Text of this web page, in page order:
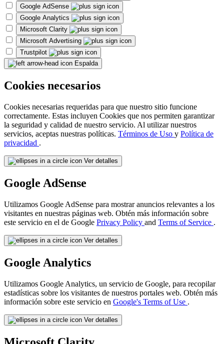
Google AdSense
Google Analytics
Microsoft Clarity
Microsoft Advertising
Trustpilot
Espalda
Cookies necesarios
Cookies necesarias requeridas para que nuestro sitio funcione
correctamente. Estas incluyen Cookies que nos permiten garantizar
la seguridad y calidad de nuestro servicio. Al utilizar nuestros
servicios, aceptas nuestras políticas. Términos de Uso y Política de
privacidad .
Ver detalles
Google AdSense
Utilizamos Google AdSense para mostrar anuncios relevantes a los
visitantes en nuestras páginas web. Obtén más información sobre
este servicio en el de Google Privacy Policy and Terms of Service .
Ver detalles
Google Analytics
Utilizamos Google Analytics, un servicio de Google, para recopilar
estadísticas sobre los visitantes de nuestros portales web. Obtén más
información sobre este servicio en Google's Terms of Use .
Ver detalles